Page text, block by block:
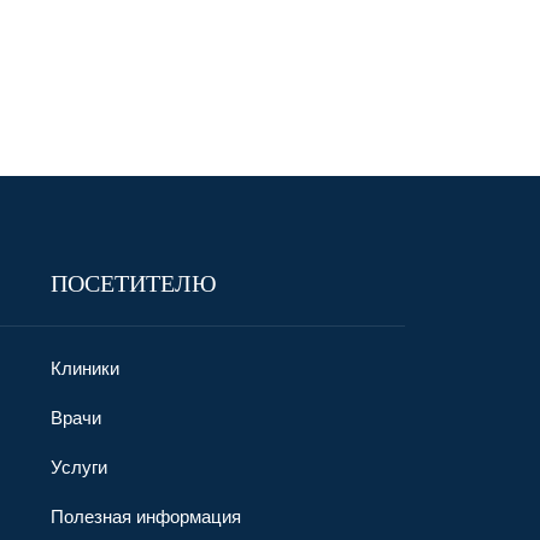
ПОСЕТИТЕЛЮ
Клиники
Врачи
Услуги
Полезная информация